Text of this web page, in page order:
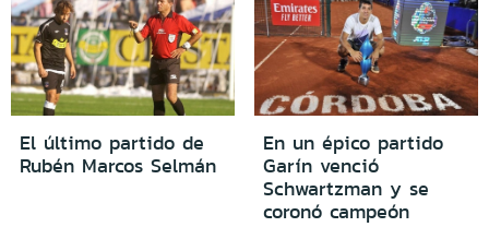
El último partido de
Rubén Marcos Selmán
En un épico partido
Garín venció
Schwartzman y se
coronó campeón